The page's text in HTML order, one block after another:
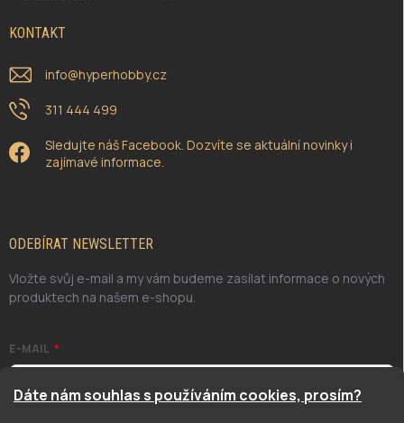
Dáte nám souhlas s používáním cookies, prosím?
KONTAKT
info@hyperhobby.cz
311 444 499
Sledujte náš Facebook. Dozvíte se aktuální novinky i
zajímavé informace.
ODEBÍRAT NEWSLETTER
Vložte svůj e-mail a my vám budeme zasílat informace o nových
produktech na našem e-shopu.
E-MAIL